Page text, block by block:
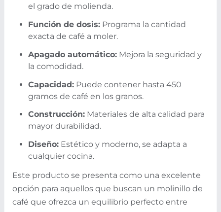
el grado de molienda.
Función de dosis: Programa la cantidad
exacta de café a moler.
Apagado automático: Mejora la seguridad y
la comodidad.
Capacidad: Puede contener hasta 450
gramos de café en los granos.
Construcción: Materiales de alta calidad para
mayor durabilidad.
Diseño: Estético y moderno, se adapta a
cualquier cocina.
Este producto se presenta como una excelente
opción para aquellos que buscan un molinillo de
café que ofrezca un equilibrio perfecto entre